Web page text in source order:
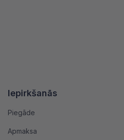
Iepirkšanās
Piegāde
Apmaksa